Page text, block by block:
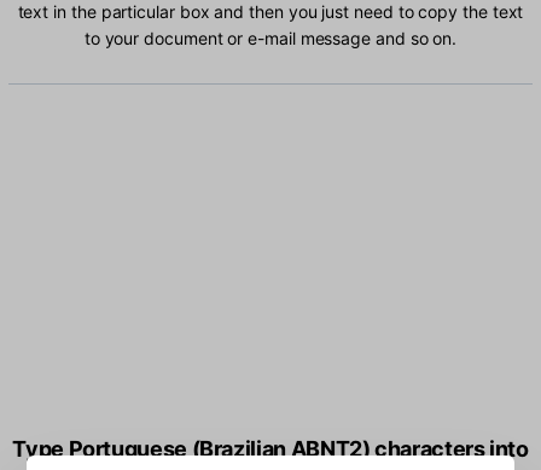
text in the particular box and then you just need to copy the text
to your document or e-mail message and so on.
Type Portuguese (Brazilian ABNT2) characters into